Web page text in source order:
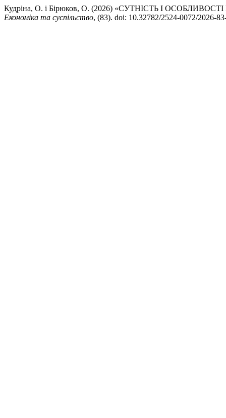
Кудріна, О. і Бірюков, О. (2026) «СУТНІСТЬ І
Економіка та суспільство, (83). doi: 10.32782/2524-0072/2026-